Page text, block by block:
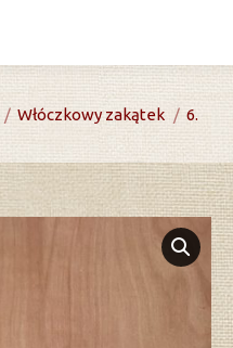
Włóczkowy zakątek 6.